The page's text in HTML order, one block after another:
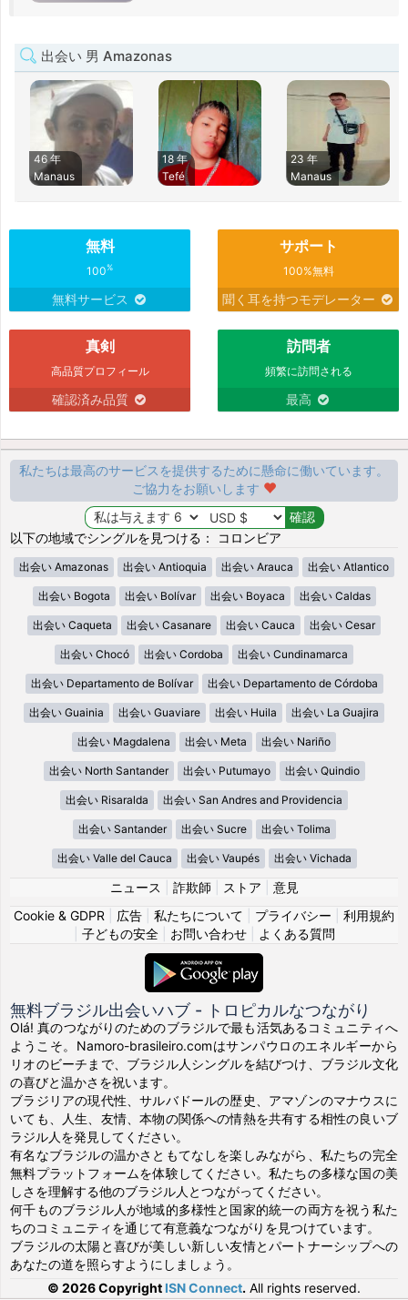
出会い 男 Amazonas
46 年
Manaus
18 年
Tefé
23 年
Manaus
無料
100%
無料サービス
サポート
100%無料
聞く耳を持つモデレーター
真剣
高品質プロフィール
確認済み品質
訪問者
頻繁に訪問される
最高
私たちは最高のサービスを提供するために懸命に働いています。
ご協力をお願いします
以下の地域でシングルを見つける： コロンビア
出会い Amazonas 出会い Antioquia 出会い Arauca 出会い Atlantico
出会い Bogota 出会い Bolívar 出会い Boyaca 出会い Caldas
出会い Caqueta 出会い Casanare 出会い Cauca 出会い Cesar
出会い Chocó 出会い Cordoba 出会い Cundinamarca
出会い Departamento de Bolívar 出会い Departamento de Córdoba
出会い Guainia 出会い Guaviare 出会い Huila 出会い La Guajira
出会い Magdalena 出会い Meta 出会い Nariño
出会い North Santander 出会い Putumayo 出会い Quindio
出会い Risaralda 出会い San Andres and Providencia
出会い Santander 出会い Sucre 出会い Tolima
出会い Valle del Cauca 出会い Vaupés 出会い Vichada
ニュース 詐欺師 ストア
意見
Cookie & GDPR
広告 私たちについて プライバシー
利用規約
子どもの安全| お問い合わせ| よくある質問
無料ブラジル出会いハブ - トロピカルなつながり
Olá! 真のつながりのためのブラジルで最も活気あるコミュニティへ
ようこそ。Namoro-brasileiro.comはサンパウロのエネルギーから
リオのビーチまで、ブラジル人シングルを結びつけ、ブラジル文化
の喜びと温かさを祝います。
ブラジリアの現代性、サルバドールの歴史、アマゾンのマナウスに
いても、人生、友情、本物の関係への情熱を共有する相性の良いブ
ラジル人を発見してください。
有名なブラジルの温かさともてなしを楽しみながら、私たちの完全
無料プラットフォームを体験してください。私たちの多様な国の美
しさを理解する他のブラジル人とつながってください。
何千ものブラジル人が地域的多様性と国家的統一の両方を祝う私た
ちのコミュニティを通じて有意義なつながりを見つけています。
ブラジルの太陽と喜びが美しい新しい友情とパートナーシップへの
あなたの道を照らすようにしましょう。
© 2026 Copyright ISN Connect. All rights reserved.